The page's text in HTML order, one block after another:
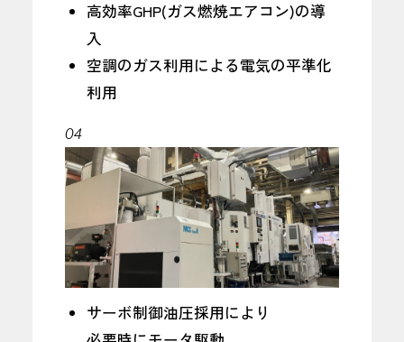
高効率GHP(ガス燃焼エアコン)の導
入
空調のガス利用による電気の平準化
利用
04
サーボ制御油圧採用により